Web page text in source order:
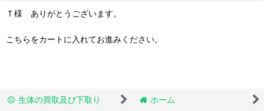
Ｔ様 ありがとうございます。
こちらをカートに入れてお進みください。
生体の買取及び下取り ホーム